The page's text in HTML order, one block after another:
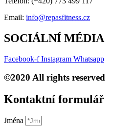
Email: info@repasfitness.cz
SOCIÁLNÍ MÉDIA
Facebook-f Instagram Whatsapp
©2020 All rights reserved
Kontaktní formulář​
Jména